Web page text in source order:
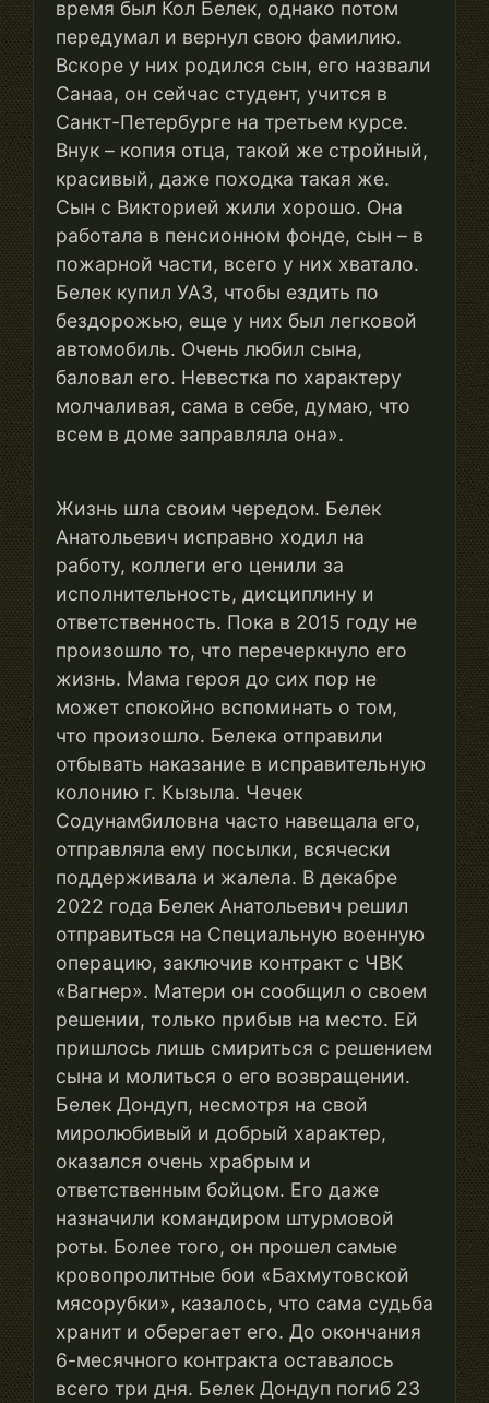
время был Кол Белек, однако потом
передумал и вернул свою фамилию.
Вскоре у них родился сын, его назвали
Санаа, он сейчас студент, учится в
Санкт-Петербурге на третьем курсе.
Внук – копия отца, такой же стройный,
красивый, даже походка такая же.
Сын с Викторией жили хорошо. Она
работала в пенсионном фонде, сын – в
пожарной части, всего у них хватало.
Белек купил УАЗ, чтобы ездить по
бездорожью, еще у них был легковой
автомобиль. Очень любил сына,
баловал его. Невестка по характеру
молчаливая, сама в себе, думаю, что
всем в доме заправляла она».
Жизнь шла своим чередом. Белек
Анатольевич исправно ходил на
работу, коллеги его ценили за
исполнительность, дисциплину и
ответственность. Пока в 2015 году не
произошло то, что перечеркнуло его
жизнь. Мама героя до сих пор не
может спокойно вспоминать о том,
что произошло. Белека отправили
отбывать наказание в исправительную
колонию г. Кызыла. Чечек
Содунамбиловна часто навещала его,
отправляла ему посылки, всячески
поддерживала и жалела. В декабре
2022 года Белек Анатольевич решил
отправиться на Специальную военную
операцию, заключив контракт с ЧВК
«Вагнер». Матери он сообщил о своем
решении, только прибыв на место. Ей
пришлось лишь смириться с решением
сына и молиться о его возвращении.
Белек Дондуп, несмотря на свой
миролюбивый и добрый характер,
оказался очень храбрым и
ответственным бойцом. Его даже
назначили командиром штурмовой
роты. Более того, он прошел самые
кровопролитные бои «Бахмутовской
мясорубки», казалось, что сама судьба
хранит и оберегает его. До окончания
6-месячного контракта оставалось
всего три дня. Белек Дондуп погиб 23